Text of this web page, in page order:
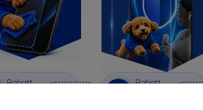
Rabatt
Rabatt